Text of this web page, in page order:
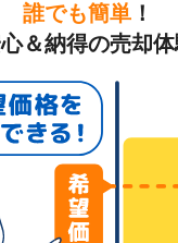
誰でも簡単 ！
＆納得の売却